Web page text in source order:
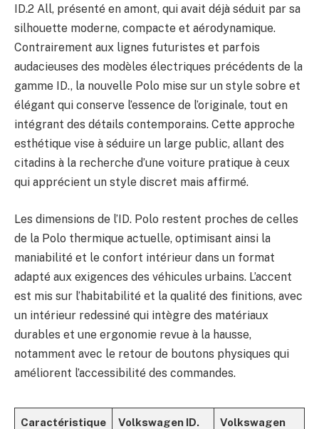
ID.2 All, présenté en amont, qui avait déjà séduit par sa
silhouette moderne, compacte et aérodynamique.
Contrairement aux lignes futuristes et parfois
audacieuses des modèles électriques précédents de la
gamme ID., la nouvelle Polo mise sur un style sobre et
élégant qui conserve l’essence de l’originale, tout en
intégrant des détails contemporains. Cette approche
esthétique vise à séduire un large public, allant des
citadins à la recherche d’une voiture pratique à ceux
qui apprécient un style discret mais affirmé.
Les dimensions de l’ID. Polo restent proches de celles
de la Polo thermique actuelle, optimisant ainsi la
maniabilité et le confort intérieur dans un format
adapté aux exigences des véhicules urbains. L’accent
est mis sur l’habitabilité et la qualité des finitions, avec
un intérieur redessiné qui intègre des matériaux
durables et une ergonomie revue à la hausse,
notamment avec le retour de boutons physiques qui
améliorent l’accessibilité des commandes.
Caractéristique
Volkswagen ID.
Volkswagen